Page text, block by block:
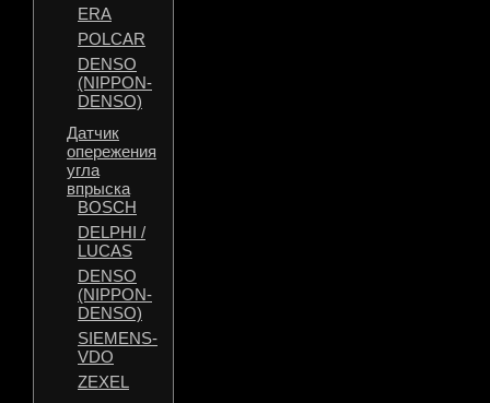
ERA
POLCAR
DENSO
(NIPPON-
DENSO)
Датчик
опережения
угла
впрыска
BOSCH
DELPHI /
LUCAS
DENSO
(NIPPON-
DENSO)
SIEMENS-
VDO
ZEXEL